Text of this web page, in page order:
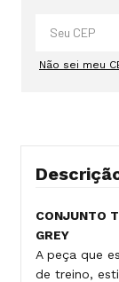
Não sei meu
CONJUNTO
GREY
A peça que
de treino,